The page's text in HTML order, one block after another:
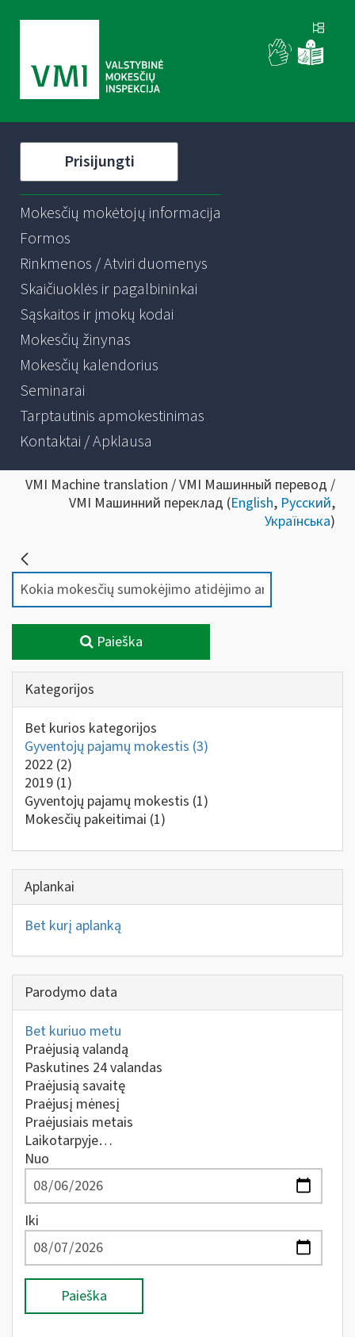
Prisijungti
Mokesčių mokėtojų informacija
Formos
Rinkmenos / Atviri duomenys
Skaičiuoklės ir pagalbininkai
Sąskaitos ir įmokų kodai
Mokesčių žinynas
Mokesčių kalendorius
Seminarai
Tarptautinis apmokestinimas
Kontaktai / Apklausa
VMI Machine translation / VMI Машинный перевод /
VMI Машинний переклад (English, Русский,
Українська)
Paieška
Kategorijos
Bet kurios kategorijos
Gyventojų pajamų mokestis (3)
2022 (2)
2019 (1)
Gyventojų pajamų mokestis (1)
Mokesčių pakeitimai (1)
Aplankai
Bet kurį aplanką
Parodymo data
Bet kuriuo metu
Praėjusią valandą
Paskutines 24 valandas
Praėjusią savaitę
Praėjusį mėnesį
Praėjusiais metais
Laikotarpyje…
Nuo
Iki
Paieška